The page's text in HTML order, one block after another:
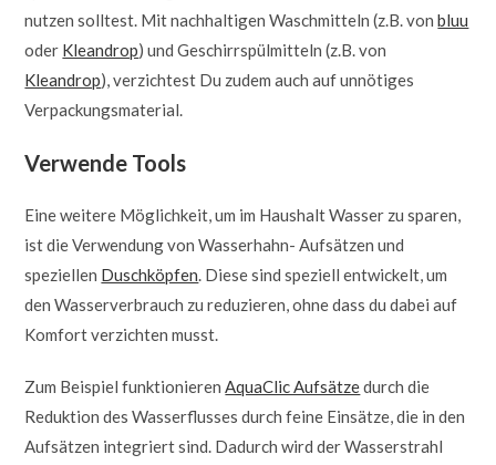
nutzen solltest. Mit nachhaltigen Waschmitteln (z.B. vonbluu
oder Kleandrop) und Geschirrspülmitteln (z.B. von
Kleandrop), verzichtest Du zudem auch auf unnötiges
Verpackungsmaterial.
Verwende Tools
Eine weitere Möglichkeit, um im Haushalt Wasser zu sparen,
ist die Verwendung von Wasserhahn- Aufsätzen und
speziellen Duschköpfen. Diese sind speziell entwickelt, um
den Wasserverbrauch zu reduzieren, ohne dass du dabei auf
Komfort verzichten musst.
Zum Beispiel funktionierenAquaClic Aufsätzedurch die
Reduktion des Wasserflusses durch feine Einsätze, die in den
Aufsätzen integriert sind. Dadurch wird der Wasserstrahl